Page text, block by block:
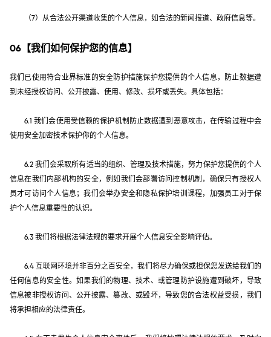
（7）从合法公开渠道收集的个人信息，如合法的新闻报道、政府信息等。
06【我们如何保护您的信息】
我们已使用符合业界标准的安全防护措施保护您提供的个人信息，防止数据遭
到未经授权访问、公开披露、使用、修改、损坏或丢失。具体包括：
6.1 我们会使用受信赖的保护机制防止数据遭到恶意攻击，在传输过程中会
使用安全加密技术保护你的个人信息。
6.2 我们会采取所有适当的组织、管理及技术措施，努力保护您提供的个人
信息在我们内部机构的安全，例如我们会部署访问控制机制，确保只有授权人
员才可访问个人信息；我们会举办安全和隐私保护培训课程，加强员工对于保
护个人信息重要性的认识。
6.3 我们将根据法律法规的要求开展个人信息安全影响评估。
6.4 互联网环境并非百分之百安全，我们将尽力确保或担保您发送给我们的
任何信息的安全性。如果我们的物理、技术、或管理防护设施遭到破坏，导致
信息被非授权访问、公开披露、篡改、或毁坏，导致您的合法权益受损，我们
将承担相应的法律责任。